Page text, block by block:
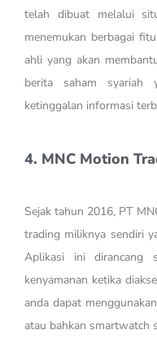
telah dibuat melalui
menemukan berbagai
ahli yang akan
berita saham syariah
ketinggalan informasi
4. MNC Motion
Sejak tahun 2016, PT
trading miliknya sendiri
Aplikasi ini dirancang
kenyamanan ketika
anda dapat
atau bahkan smartwatch